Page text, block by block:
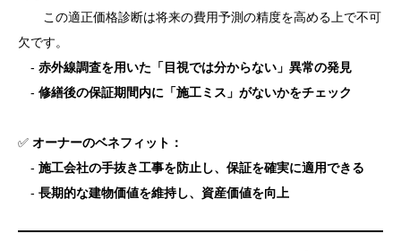
この適正価格診断は将来の費用予測の精度を高める上で不可
欠です。
- 赤外線調査を用いた「目視では分からない」異常の発見
- 修繕後の保証期間内に「施工ミス」がないかをチェック
✅ オーナーのベネフィット：
- 施工会社の手抜き工事を防止し、保証を確実に適用できる
- 長期的な建物価値を維持し、資産価値を向上